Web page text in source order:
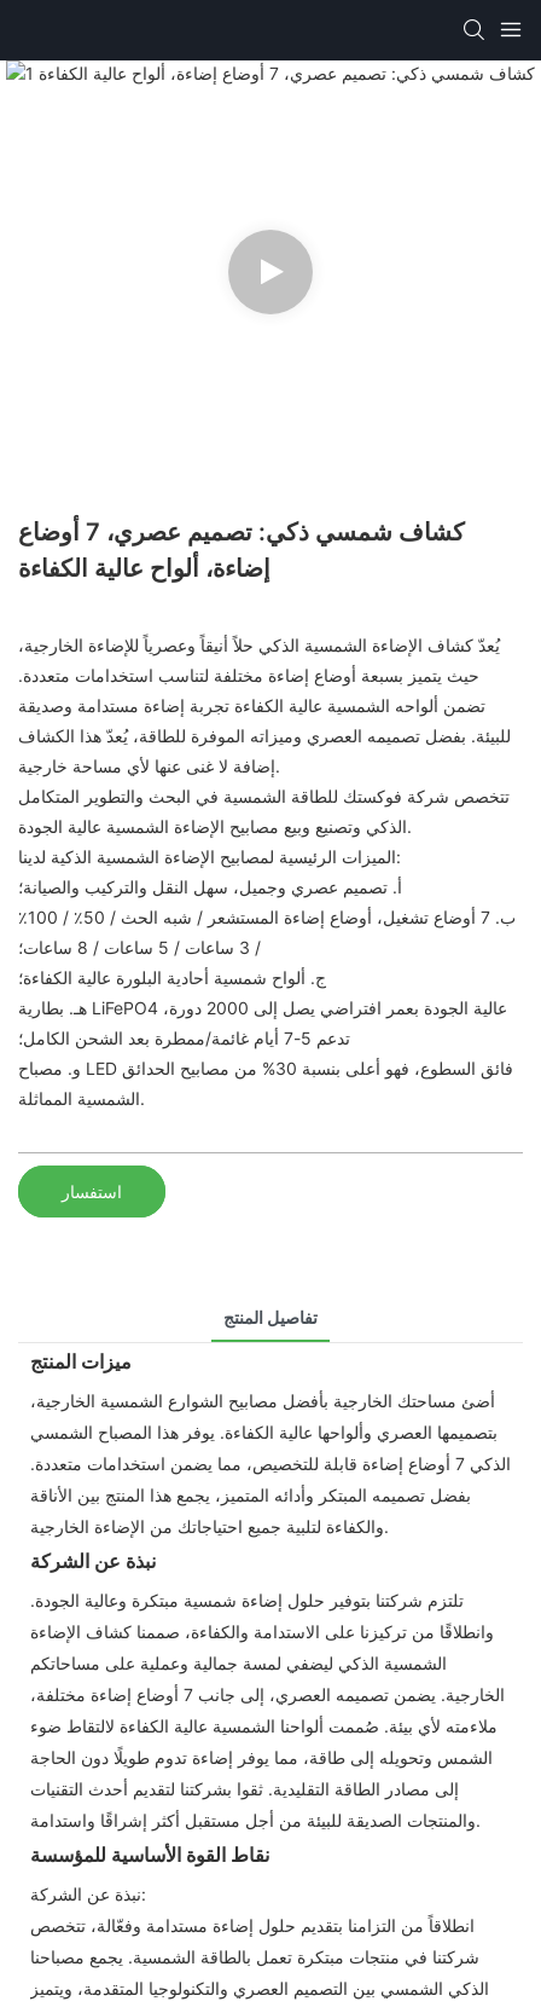
كشاف شمسي ذكي: تصميم عصري، 7 أوضاع
إضاءة، ألواح عالية الكفاءة
يُعدّ كشاف الإضاءة الشمسية الذكي حلاً أنيقاً وعصرياً للإضاءة الخارجية،
حيث يتميز بسبعة أوضاع إضاءة مختلفة لتناسب استخدامات متعددة.
تضمن ألواحه الشمسية عالية الكفاءة تجربة إضاءة مستدامة وصديقة
للبيئة. بفضل تصميمه العصري وميزاته الموفرة للطاقة، يُعدّ هذا الكشاف
إضافة لا غنى عنها لأي مساحة خارجية.
تتخصص شركة فوكستك للطاقة الشمسية في البحث والتطوير المتكامل
الذكي وتصنيع وبيع مصابيح الإضاءة الشمسية عالية الجودة.
الميزات الرئيسية لمصابيح الإضاءة الشمسية الذكية لدينا:
أ. تصميم عصري وجميل، سهل النقل والتركيب والصيانة؛
ب. 7 أوضاع تشغيل، أوضاع إضاءة المستشعر / شبه الحث / 50٪ / 100٪
/ 3 ساعات / 5 ساعات / 8 ساعات؛
ج. ألواح شمسية أحادية البلورة عالية الكفاءة؛
هـ. بطارية LiFePO4 عالية الجودة بعمر افتراضي يصل إلى 2000 دورة،
تدعم 5-7 أيام غائمة/ممطرة بعد الشحن الكامل؛
و. مصباح LED فائق السطوع، فهو أعلى بنسبة 30% من مصابيح الحدائق
الشمسية المماثلة.
استفسار
تفاصيل المنتج
ميزات المنتج
أضئ مساحتك الخارجية بأفضل مصابيح الشوارع الشمسية الخارجية،
بتصميمها العصري وألواحها عالية الكفاءة. يوفر هذا المصباح الشمسي
الذكي 7 أوضاع إضاءة قابلة للتخصيص، مما يضمن استخدامات متعددة.
بفضل تصميمه المبتكر وأدائه المتميز، يجمع هذا المنتج بين الأناقة
والكفاءة لتلبية جميع احتياجاتك من الإضاءة الخارجية.
نبذة عن الشركة
تلتزم شركتنا بتوفير حلول إضاءة شمسية مبتكرة وعالية الجودة.
وانطلاقًا من تركيزنا على الاستدامة والكفاءة، صممنا كشاف الإضاءة
الشمسية الذكي ليضفي لمسة جمالية وعملية على مساحاتكم
الخارجية. يضمن تصميمه العصري، إلى جانب 7 أوضاع إضاءة مختلفة،
ملاءمته لأي بيئة. صُممت ألواحنا الشمسية عالية الكفاءة لالتقاط ضوء
الشمس وتحويله إلى طاقة، مما يوفر إضاءة تدوم طويلًا دون الحاجة
إلى مصادر الطاقة التقليدية. ثقوا بشركتنا لتقديم أحدث التقنيات
والمنتجات الصديقة للبيئة من أجل مستقبل أكثر إشراقًا واستدامة.
نقاط القوة الأساسية للمؤسسة
نبذة عن الشركة:
انطلاقاً من التزامنا بتقديم حلول إضاءة مستدامة وفعّالة، تتخصص
شركتنا في منتجات مبتكرة تعمل بالطاقة الشمسية. يجمع مصباحنا
الذكي الشمسي بين التصميم العصري والتكنولوجيا المتقدمة، ويتميز